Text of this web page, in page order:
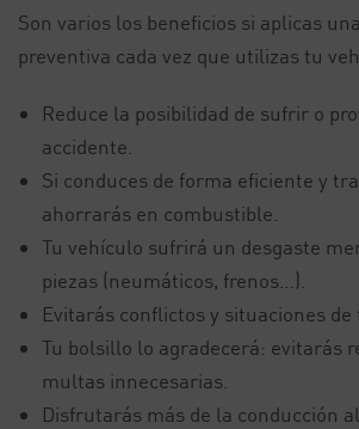
Son varios los beneficios si aplicas
preventiva cada vez que utilizas tu
Reduce la posibilidad de sufrir o
accidente.
Si conduces de forma eficiente y
ahorrarás en combustible.
Tu vehículo sufrirá un desgaste
piezas (neumáticos, frenos…).
Evitarás conflictos y situaciones de
Tu bolsillo lo agradecerá: evitarás
multas innecesarias.
Disfrutarás más de la conducción